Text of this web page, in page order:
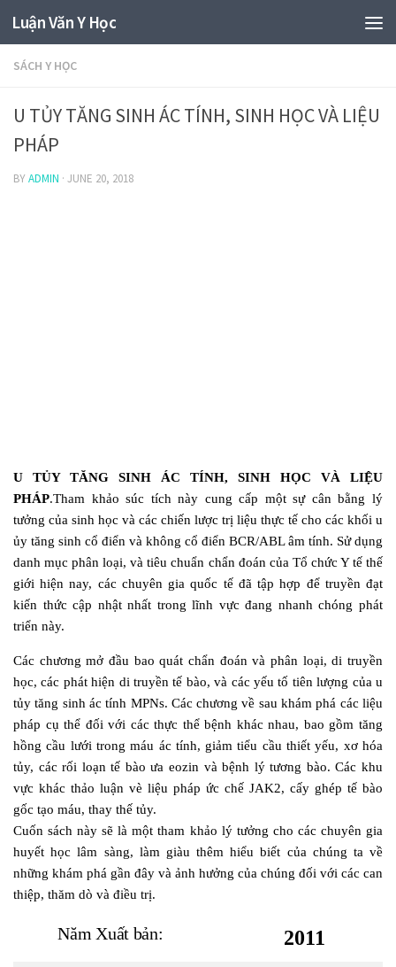
Luận Văn Y Học
SÁCH Y HỌC
U TỦY TĂNG SINH ÁC TÍNH, SINH HỌC VÀ LIỆU
PHÁP
BYADMIN · JUNE 20, 2018
U TỦY TĂNG SINH ÁC TÍNH, SINH HỌC VÀ LIỆU
PHÁP.Tham khảo súc tích này cung cấp một sự cân bằng lý
tưởng của sinh học và các chiến lược trị liệu thực tế cho các khối u
ủy tăng sinh cổ điển và không cổ điển BCR/ABL âm tính. Sử dụng
danh mục phân loại, và tiêu chuẩn chẩn đoán của Tổ chức Y tế thế
giới hiện nay, các chuyên gia quốc tế đã tập hợp để truyền đạt
kiến thức cập nhật nhất trong lĩnh vực đang nhanh chóng phát
triển này.
Các chương mở đầu bao quát chẩn đoán và phân loại, di truyền
học, các phát hiện di truyền tế bào, và các yếu tố tiên lượng của u
tủy tăng sinh ác tính MPNs. Các chương về sau khám phá các liệu
pháp cụ thể đối với các thực thể bệnh khác nhau, bao gồm tăng
hồng cầu lưới trong máu ác tính, giảm tiểu cầu thiết yếu, xơ hóa
tủy, các rối loạn tế bào ưa eozin và bệnh lý tương bào. Các khu
vực khác thảo luận vè liệu pháp ức chế JAK2, cấy ghép tế bào
gốc tạo máu, thay thế tủy.
Cuốn sách này sẽ là một tham khảo lý tưởng cho các chuyên gia
huyết học lâm sàng, làm giàu thêm hiểu biết của chúng ta về
những khám phá gần đây và ảnh hưởng của chúng đối với các can
thiệp, thăm dò và điều trị.
Năm Xuất bản: 2011